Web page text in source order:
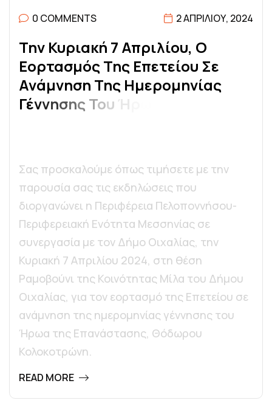
0 COMMENTS 2 ΑΠΡΙΛΊΟΥ, 2024
ΤΗΝ ΚΥΡΙΑΚΉ 7 ΑΠΡΙΛΊΟΥ, Ο
ΕΟΡΤΑΣΜΌΣΤΗΣ ΕΠΕΤΕΊΟΥ ΣΕ
ΑΝΆΜΝΗΣΗ ΤΗΣ ΗΜΕΡΟΜΗΝΊΑΣ
ΓΈΝΝΗΣΗΣ ΤΟΥ
Σας προσκαλούμε όπως τιμήσετε με την
παρουσία σας τις εκδηλώσεις που
διοργανώνει η Περιφέρεια Πελοποννήσου-
Περιφερειακή Ενότητα Μεσσηνίας σε
συνεργασία με τον Δήμο Οιχαλίας, την
Κυριακή 7 Απριλίου 2024, στη θέση
Ραμοβούνι της Κοινότητας Μίλα του Δήμου
Οιχαλίας, για τον εορτασμό της Επετείου σε
ανάμνηση της ημερομηνίας γέννησης του
Ήρωα της Επανάστασης, Θόδωρου
Κολοκοτρώνη.
READ MORE